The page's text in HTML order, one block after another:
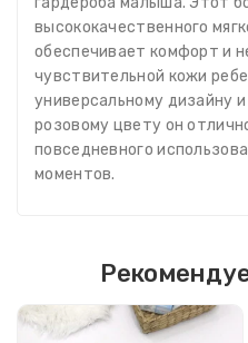
высококачественного
обеспечивает комфорт и
чувствительной кожи
универсальному дизайну
розовому цвету он
повседневного
моментов.